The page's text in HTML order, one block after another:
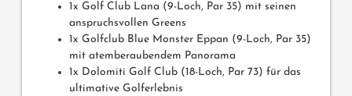
1x Golf Club Lana (9-Loch, Par 35) mit seinen
anspruchsvollen Greens
1x Golfclub Blue Monster Eppan (9-Loch, Par 35)
mit atemberaubendem Panorama
1x Dolomiti Golf Club (18-Loch, Par 73) für das
ultimative Golferlebnis